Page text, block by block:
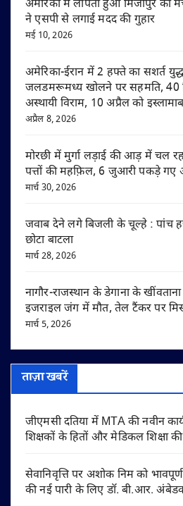
अमेरिका में लापता हुआ मिर्जापुर का
ने एसपी से लगाई मदद की गुहार
मई 10, 2026
अमेरिका-ईरान में 2 हफ्ते का सशर्त
जलडमरूमध्य खोलने पर सहमति, 40
अस्थायी विराम, 10 अप्रैल को
अप्रैल 8, 2026
मोरछी में मुर्गा लड़ाई की आड़ में चल
पत्तों की महफ़िल, 6 जुआरी पकड़े गए
मार्च 30, 2026
जवाब देने लगे बिजली के चूल्हे : पांच
छोटा बाटला
मार्च 28, 2026
नागौर-राजस्थान के डेगाना के
इजराइल जंग में मौत, तेल टैंकर पर
मार्च 5, 2026
ताज़ा खबरें
जीएमसी दतिया में MTA की नवीन
शिक्षकों के हितों और मेडिकल शिक्षा
सेवानिवृत्ति पर अशोक निम को
की नई पारी के लिए डॉ. बी.आर.